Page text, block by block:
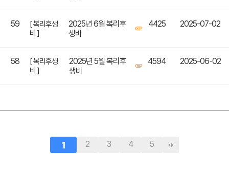
59
[ 복리후생
비 ]
2025년 6월 복리후
생비
4425 2025-07-02
58
[ 복리후생
비 ]
2025년 5월 복리후
생비
4594 2025-06-02
1 2 3 4 5